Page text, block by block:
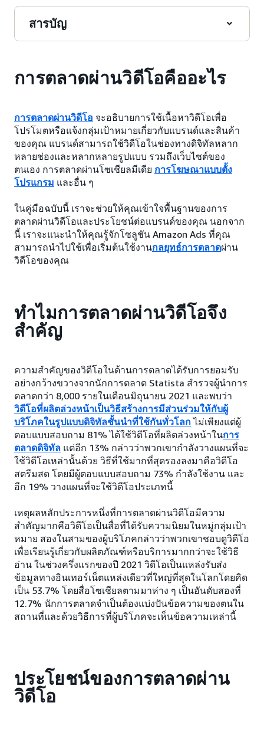
สารบัญ
การตลาดผ่านวิดีโอคืออะไร
การตลาดผ่านวิดีโอ จะอธิบายการใช้เนื้อหาวิดีโอเพื่อ
โปรโมตหรือแจ้งกลุ่มเป้าหมายเกี่ยวกับแบรนด์และสินค้า
ของคุณ แบรนด์สามารถใช้วิดีโอในช่องทางดิจิทัลหลาก
หลายช่องและหลากหลายรูปแบบ รวมถึงเว็บไซต์ของ
ตนเอง การตลาดผ่านโซเชียลมีเดีย การโฆษณาแบบตั้ง
โปรแกรม และอื่น ๆ
ในคู่มือฉบับนี้ เราจะช่วยให้คุณเข้าใจพื้นฐานของการ
ตลาดผ่านวิดีโอและประโยชน์ต่อแบรนด์ของคุณ นอกจาก
นี้ เราจะแนะนำให้คุณรู้จักโซลูชัน Amazon Ads ที่คุณ
สามารถนำไปใช้เพื่อเริ่มต้นใช้งานกลยุทธ์การตลาดผ่าน
วิดีโอของคุณ
ทำไมการตลาดผ่านวิดีโอจึง
สำคัญ
ความสำคัญของวิดีโอในด้านการตลาดได้รับการยอมรับ
อย่างกว้างขวางจากนักการตลาด Statista สำรวจผู้นำการ
ตลาดกว่า 8,000 รายในเดือนมิถุนายน 2021 และพบว่า
วิดีโอที่ผลิตล่วงหน้าเป็นวิธีสร้างการมีส่วนร่วมให้กับผู้
บริโภคในรูปแบบดิจิทัลชั้นนำที่ใช้กันทั่วโลกไม่เพียงแต่ผู้
ตอบแบบสอบถาม 81% ได้ใช้วิดีโอที่ผลิตล่วงหน้าในการ
ตลาดดิจิทัล แต่อีก 13% กล่าวว่าพวกเขากำลังวางแผนที่จะ
ใช้วิดีโอเหล่านั้นด้วย วิธีที่ใช้มากที่สุดรองลงมาคือวิดีโอ
สตรีมสด โดยมีผู้ตอบแบบสอบถาม 73% กำลังใช้งาน และ
อีก 19% วางแผนที่จะใช้วิดีโอประเภทนี้
เหตุผลหลักประการหนึ่งที่การตลาดผ่านวิดีโอมีความ
สำคัญมากคือวิดีโอเป็นสื่อที่ได้รับความนิยมในหมู่กลุ่มเป้า
หมาย สองในสามของผู้บริโภคกล่าวว่าพวกเขาชอบดูวิดีโอ
เพื่อเรียนรู้เกี่ยวกับผลิตภัณฑ์หรือบริการมากกว่าจะใช้วิธี
อ่าน ในช่วงครึ่งแรกของปี 2021 วิดีโอเป็นแหล่งรับส่ง
ข้อมูลทางอินเทอร์เน็ตแหล่งเดียวที่ใหญ่ที่สุดในโลกโดยคิด
เป็น 53.7% โดยสื่อโซเชียลตามมาห่าง ๆ เป็นอันดับสองที่
12.7% นักการตลาดจำเป็นต้องแบ่งปันข้อความของตนใน
สถานที่และด้วยวิธีการที่ผู้บริโภคจะเห็นข้อความเหล่านี้
ประโยชน์ของการตลาดผ่าน
วิดีโอ